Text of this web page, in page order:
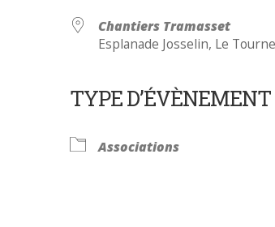
Chantiers Tramasset
Esplanade Josselin, Le
TYPE D’ÉVÈNEMENT
Associations